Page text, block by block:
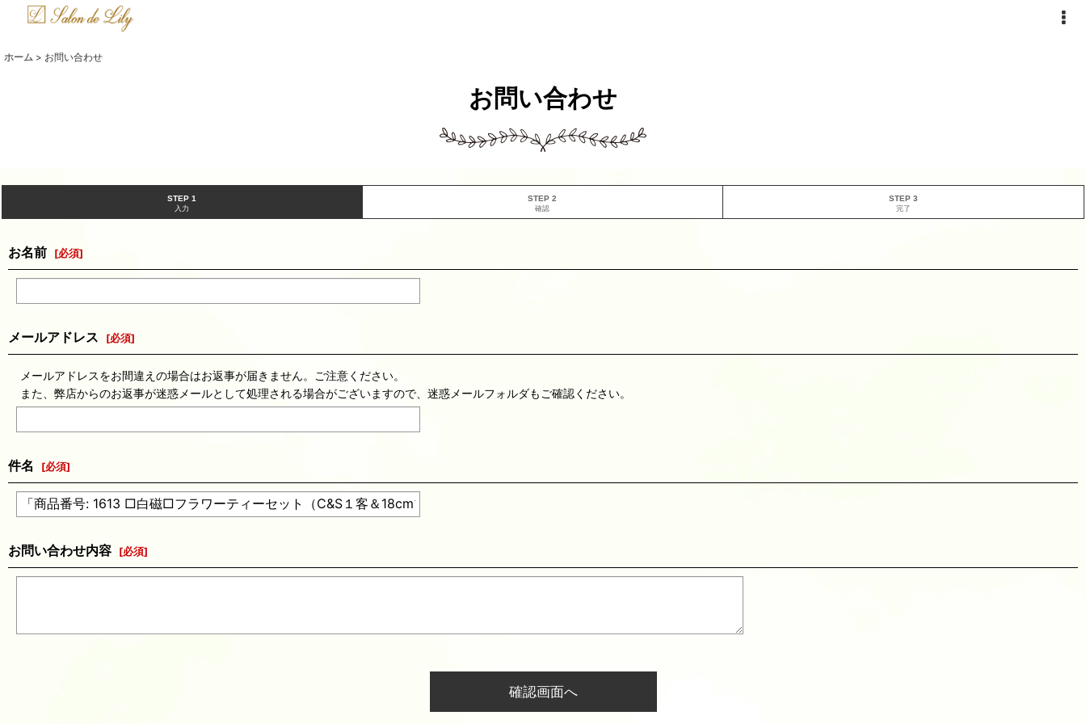
ホーム > お問い合わせ
お問い合わせ
STEP 1
入力
STEP 2
確認
STEP 3
完了
お名前 [必須]
メールアドレス [必須]
メールアドレスをお間違えの場合はお返事が届きません。ご注意ください。
また、弊店からのお返事が迷惑メールとして処理される場合がございますので、迷惑メールフォルダもご確認ください。
件名 [必須]
お問い合わせ内容 [必須]
確認画面へ